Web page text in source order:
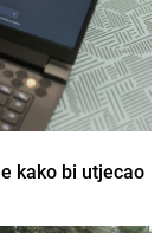
kako bi utjecao